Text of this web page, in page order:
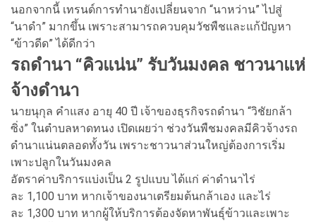
นอกจากนี้ เทรนด์การทำนายังเปลี่ยนจาก “นาหว่าน” ไปสู่
“นาดำ” มากขึ้น เพราะสามารถควบคุมวัชพืชและแก้ปัญหา
“ข้าวดีด” ได้ดีกว่า
รถดำนา “คิวแน่น” รับวันมงคล ชาวนาแห่
จ้างดำนา
นายนุกุล คำแสง อายุ 40 ปี เจ้าของธุรกิจรถดำนา “วิชัยกล้า
ซิ่ง” ในตำบลหาดทนง เปิดเผยว่า ช่วงวันพืชมงคลมีคิวจ้างรถ
ดำนาแน่นตลอดทั้งวัน เพราะชาวนาส่วนใหญ่ต้องการเริ่ม
เพาะปลูกในวันมงคล
อัตราค่าบริการแบ่งเป็น 2 รูปแบบ ได้แก่ ค่าดำนาไร่
ละ 1,100 บาท หากเจ้าของนาเตรียมต้นกล้าเอง และไร่
ละ 1,300 บาท หากผู้ให้บริการต้องจัดหาพันธุ์ข้าวและเพาะ